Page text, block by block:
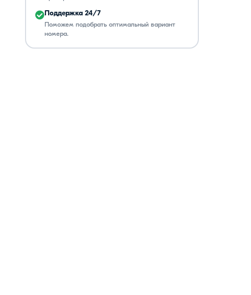
Поддержка 24/7
Поможем подобрать оптимальный вариант
номера.